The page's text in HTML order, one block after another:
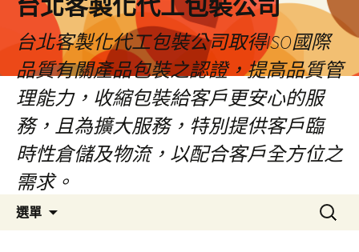
台北客製化代工包裝公司
台北客製化代工包裝公司取得ISO國際
品質有關產品包裝之認證，提高品質管
理能力，收縮包裝給客戶更安心的服
務，且為擴大服務，特別提供客戶臨
時性倉儲及物流，以配合客戶全方位之
需求。
選單
搜
尋